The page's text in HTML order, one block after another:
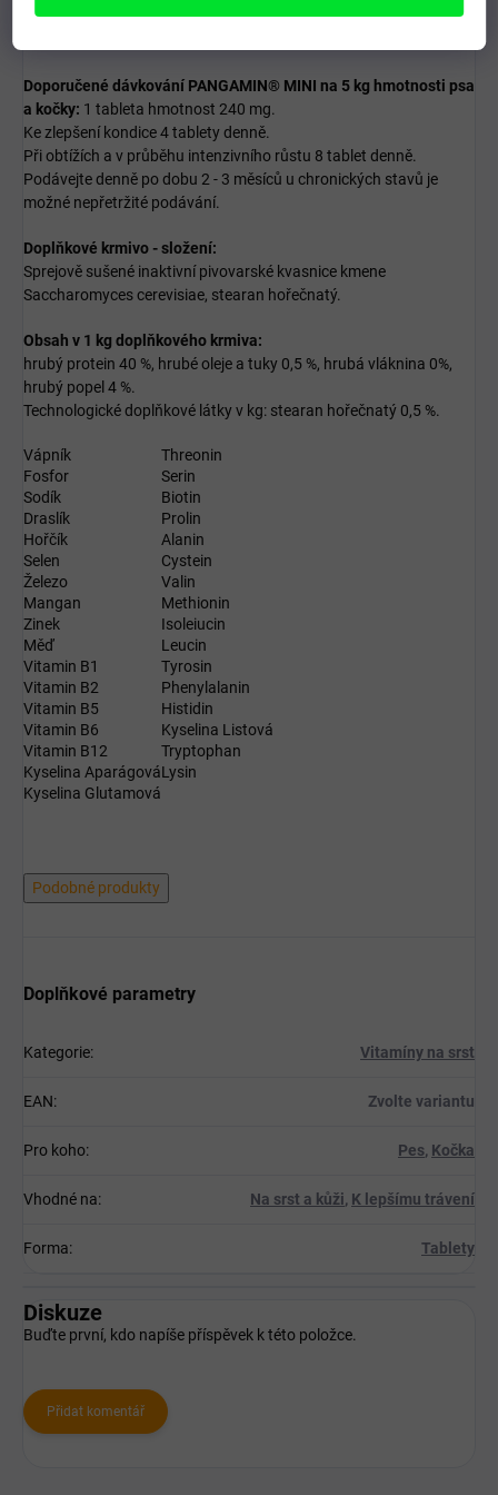
Podávejte denně po dobu 2 - 3 měsíců u chronických stavů je
Doporučené dávkování PANGAMIN® MINI na 5 kg hmotnosti psa
a kočky: 1 tableta hmotnost 240 mg.
Ke zlepšení kondice 4 tablety denně.
Při obtížích a v průběhu intenzivního růstu 8 tablet denně.
Podávejte denně po dobu 2 - 3 měsíců u chronických stavů je
možné nepřetržité podávání.
Doplňkové krmivo - složení:
Sprejově sušené inaktivní pivovarské kvasnice kmene
Saccharomyces cerevisiae, stearan hořečnatý.
Obsah v 1 kg doplňkového krmiva:
hrubý protein 40 %, hrubé oleje a tuky 0,5 %, hrubá vláknina 0%,
hrubý popel 4 %.
Technologické doplňkové látky v kg: stearan hořečnatý 0,5 %.
Vápník
Threonin
Fosfor
Serin
Sodík
Biotin
Draslík
Prolin
Hořčík
Alanin
Selen
Cystein
Železo
Valin
Mangan
Methionin
Zinek
Isoleiucin
Měď
Leucin
Vitamin B1
Tyrosin
Vitamin B2
Phenylalanin
Vitamin B5
Histidin
Vitamin B6
Kyselina Listová
Vitamin B12
Tryptophan
Kyselina AparágováLysin
Kyselina Glutamová
Podobné produkty
Doplňkové parametry
Kategorie: Vitamíny na srst
EAN: Zvolte variantu
Pro koho: Pes, Kočka
Vhodné na: Na srst a kůži, K lepšímu trávení
Forma: Tablety
Diskuze
Buďte první, kdo napíše příspěvek k této položce.
Přidat komentář